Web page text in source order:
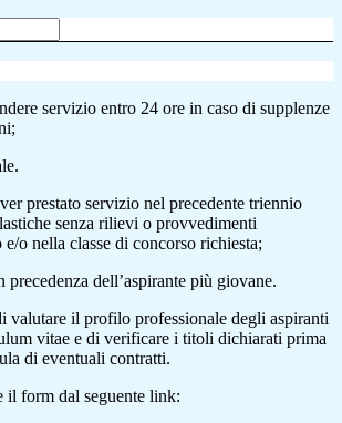
servizio entro 24 ore in caso di supplenze
prestato servizio nel precedente triennio
senza rilievi o provvedimenti
o nella classe di concorso richiesta;
precedenza dell’aspirante più giovane.
valutare il profilo professionale degli aspiranti
vitae e di verificare i titoli dichiarati prima
di eventuali contratti.
il form dal seguente link: